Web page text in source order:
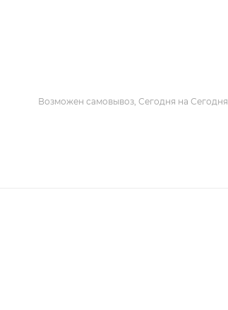
Возможен самовывоз, Сегодня на Сегодня.